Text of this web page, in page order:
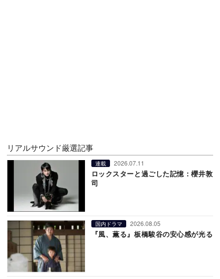
リアルサウンド厳選記事
連載 2026.07.11
ロックスターと過ごした記憶：櫻井敦
司
国内ドラマ 2026.08.05
『風、薫る』板橋駿谷の安心感が光る